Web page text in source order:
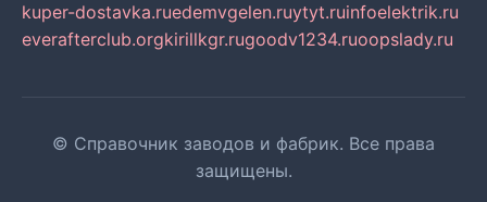
kuper-dostavka.ruedemvgelen.ruytyt.ruinfoelektrik.ru
everafterclub.orgkirillkgr.rugoodv1234.ruoopslady.ru
© Справочник заводов и фабрик. Все права
защищены.